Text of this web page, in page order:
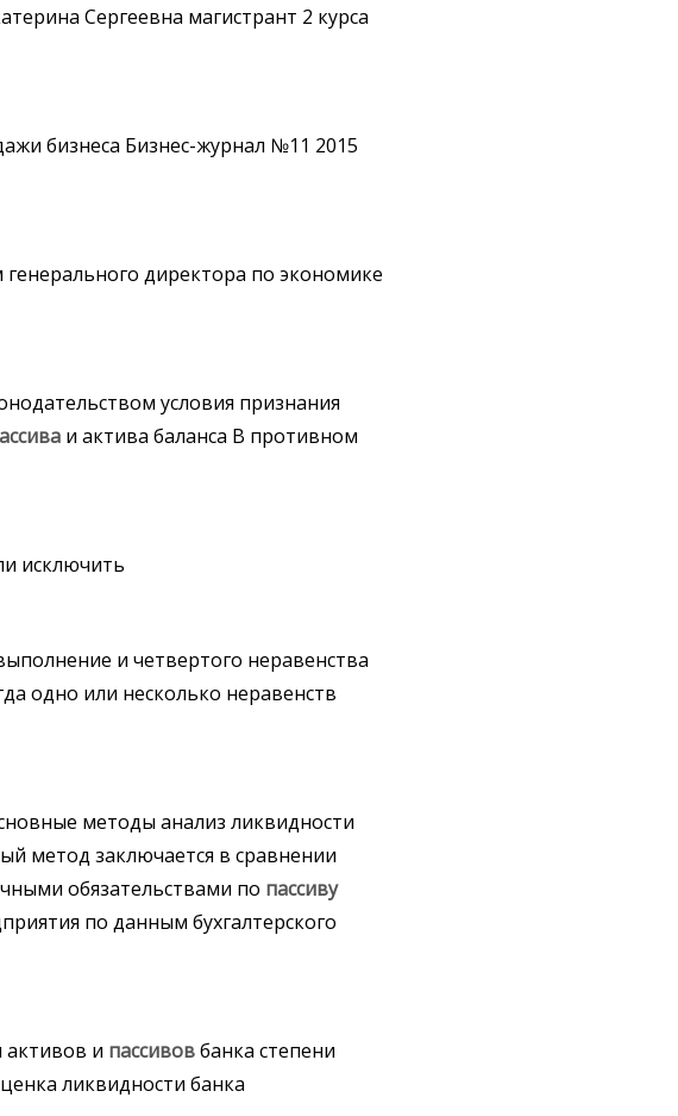
Сергеевна магистрант 2 курса
бизнеса Бизнес-журнал №11 2015
генерального директора по экономике
условия признания
и актива баланса В противном
исключить
и четвертого неравенства
одно или несколько неравенств
методы анализ ликвидности
метод заключается в сравнении
обязательствами по пассиву
по данным бухгалтерского
активов и пассивовбанка степени
ликвидности банка